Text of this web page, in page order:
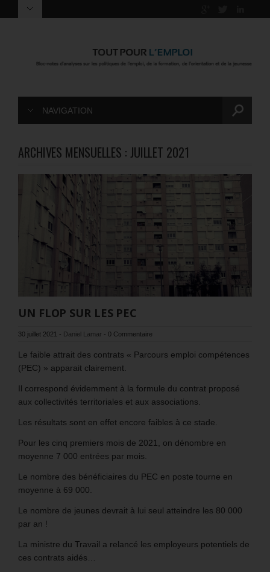
NAVIGATION
ARCHIVES MENSUELLES : JUILLET 2021
UN FLOP SUR LES PEC
30 juillet 2021 - Daniel Lamar - 0 Commentaire
Le faible attrait des contrats « Parcours emploi compétences
(PEC) » apparait clairement.
Il correspond évidemment à la formule du contrat proposé
aux collectivités territoriales et aux associations.
Les résultats sont en effet encore faibles à ce stade.
Pour les cinq premiers mois de 2021, on dénombre en
moyenne 7 000 entrées par mois.
Le nombre des bénéficiaires du PEC en poste tourne en
moyenne à 69 000.
Le nombre de jeunes devrait à lui seul atteindre les 80 000
par an !
La ministre du Travail a relancé les employeurs potentiels de
ces contrats aidés…